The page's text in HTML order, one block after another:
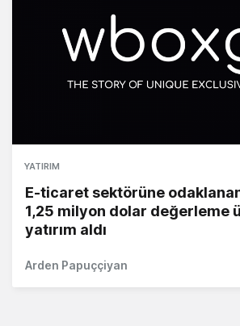
YATIRIM
E-ticaret sektörüne
1,25 milyon dolar değerleme
yatırım aldı
Arden Papuççiyan